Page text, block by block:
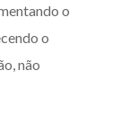
o
o
não